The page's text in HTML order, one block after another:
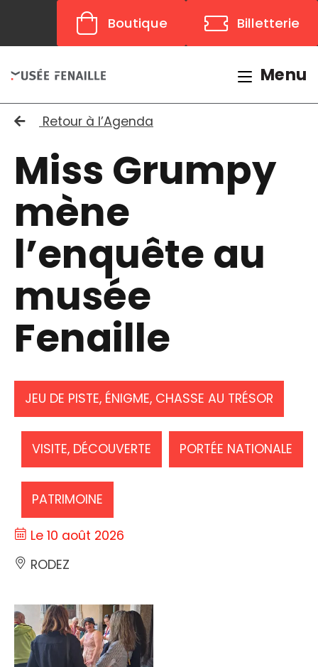
Panneau de gestion des cookies
Boutique Billetterie
Menu
Retour à l’Agenda
Miss Grumpy
mène
l’enquête au
musée
Fenaille
JEU DE PISTE, ÉNIGME, CHASSE AU TRÉSOR
VISITE, DÉCOUVERTE PORTÉE NATIONALE
PATRIMOINE
Le 10 août 2026
RODEZ